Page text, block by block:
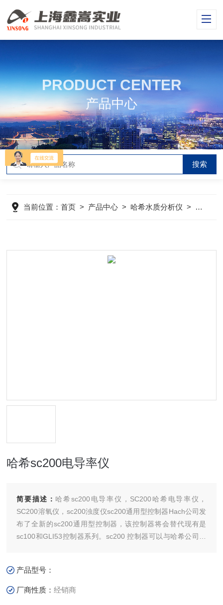
PRODUCT CENTER
产品中心
当前位置：首页 > 产品中心 > 哈希水质分析仪 > 哈希电
哈希sc200电导率仪
简要描述： 哈希sc200电导率仪，SC200哈希电导率仪，
SC200溶氧仪，sc200浊度仪sc200通用型控制器Hach公司发
布了全新的sc200通用型控制器，该控制器将会替代现有是
sc100和GLI53控制器系列。sc200 控制器可以与哈希公司数
产品型号：
厂商性质：经销商